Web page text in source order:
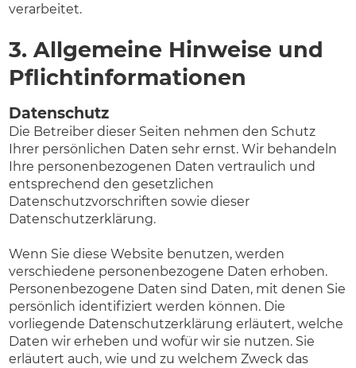
verarbeitet.
3. Allgemeine Hinweise und
Pflicht­informationen
Datenschutz
Die Betreiber dieser Seiten nehmen den Schutz
Ihrer persönlichen Daten sehr ernst. Wir behandeln
Ihre personenbezogenen Daten vertraulich und
entsprechend den gesetzlichen
Datenschutzvorschriften sowie dieser
Datenschutzerklärung.
Wenn Sie diese Website benutzen, werden
verschiedene personenbezogene Daten erhoben.
Personenbezogene Daten sind Daten, mit denen Sie
persönlich identifiziert werden können. Die
vorliegende Datenschutzerklärung erläutert, welche
Daten wir erheben und wofür wir sie nutzen. Sie
erläutert auch, wie und zu welchem Zweck das